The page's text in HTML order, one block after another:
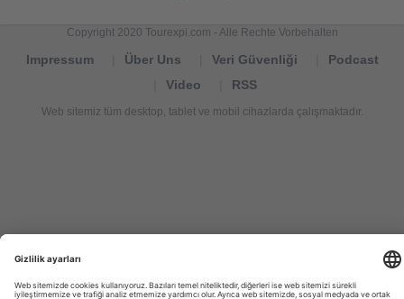
Copyright 2020 Tourexpi.com - Alle Rechte Vorbehalten
Impressum Über Uns Veri Güvenliği
Podcast
Video
RSS
Web sitemiz tüm desktop, tablet ve mobil cihazlarda çalışmaktadır.
noticias
de
Tourismus